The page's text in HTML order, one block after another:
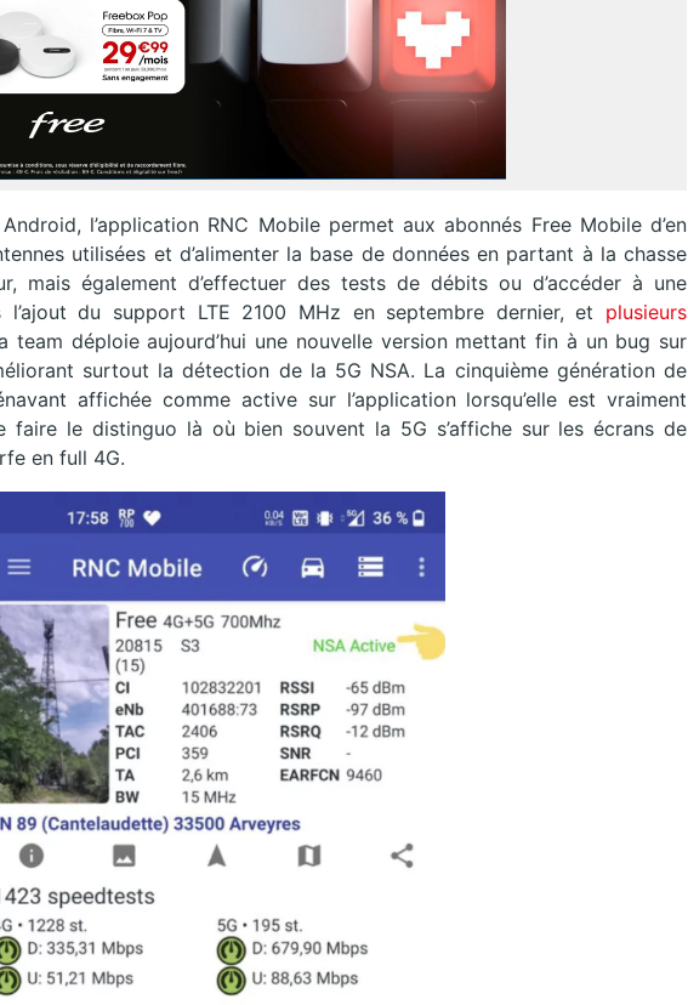
l’application RNC Mobile permet aux abonnés Free Mobile d’en
utilisées et d’alimenter la base de données en partant à la chasse
mais également d’effectuer des tests de débits ou d’accéder à une
l’ajout du support LTE 2100 MHz en septembre dernier, et plusieurs
team déploie aujourd’hui une nouvelle version mettant fin à un bug sur
surtout la détection de la 5G NSA. La cinquième génération de
affichée comme active sur l’application lorsqu’elle est vraiment
faire le distinguo là où bien souvent la 5G s’affiche sur les écrans de
en full 4G.